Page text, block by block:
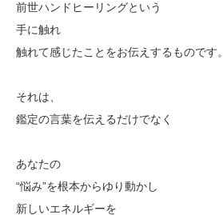
前世ハンドヒーリングという
手に触れ
触れて感じたことをお伝えするものです。
それは、
鑑定の言葉を伝えるだけでなく
あなたの
“悩み”を根本からゆり動かし
新しいエネルギーを